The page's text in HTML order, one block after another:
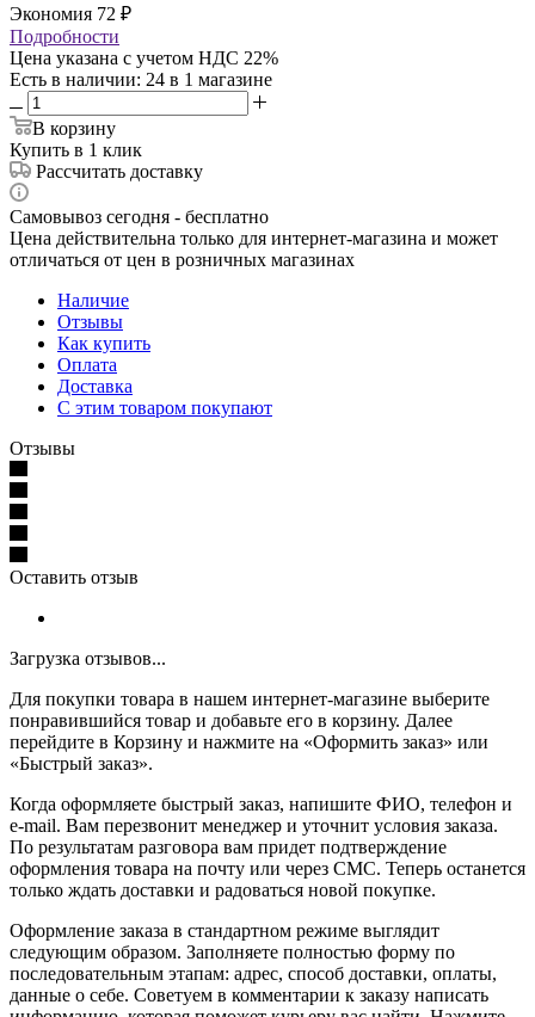
Экономия 72 ₽
Подробности
Цена указана с учетом НДС 22%
Есть в наличии: 24 в 1 магазине
В корзину
Купить в 1 клик
Рассчитать доставку
Самовывоз сегодня - бесплатно
Цена действительна только для интернет-магазина и может
отличаться от цен в розничных магазинах
Наличие
Отзывы
Как купить
Оплата
Доставка
С этим товаром покупают
Отзывы
Оставить отзыв
Загрузка отзывов...
Для покупки товара в нашем интернет-магазине выберите
понравившийся товар и добавьте его в корзину. Далее
перейдите в Корзину и нажмите на «Оформить заказ» или
«Быстрый заказ».
Когда оформляете быстрый заказ, напишите ФИО, телефон и
e-mail. Вам перезвонит менеджер и уточнит условия заказа.
По результатам разговора вам придет подтверждение
оформления товара на почту или через СМС. Теперь останется
только ждать доставки и радоваться новой покупке.
Оформление заказа в стандартном режиме выглядит
следующим образом. Заполняете полностью форму по
последовательным этапам: адрес, способ доставки, оплаты,
данные о себе. Советуем в комментарии к заказу написать